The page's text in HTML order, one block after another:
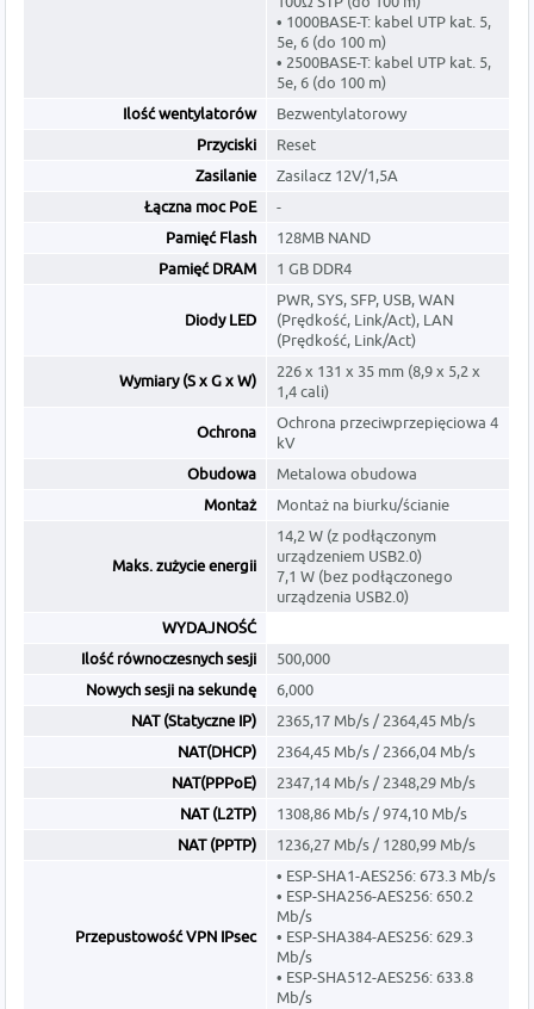
• 1000BASE-T: kabel UTP kat. 5,
5e, 6 (do 100 m)
• 2500BASE-T: kabel UTP kat. 5,
5e, 6 (do 100 m)
Ilość wentylatorów
Bezwentylatorowy
Przyciski
Reset
Zasilanie
Zasilacz 12V/1,5A
Łączna moc PoE
-
Pamięć Flash
128MB NAND
Pamięć DRAM
1 GB DDR4
Diody LED
PWR, SYS, SFP, USB, WAN
(Prędkość, Link/Act), LAN
(Prędkość, Link/Act)
Wymiary (S x G x W)
226 x 131 x 35 mm (8,9 x 5,2 x
1,4 cali)
Ochrona
Ochrona przeciwprzepięciowa 4
kV
Obudowa
Metalowa obudowa
Montaż
Montaż na biurku/ścianie
Maks. zużycie energii
14,2 W (z podłączonym
urządzeniem USB2.0)
7,1 W (bez podłączonego
urządzenia USB2.0)
WYDAJNOŚĆ
Ilość równoczesnych sesji
500,000
Nowych sesji na sekundę
6,000
NAT (Statyczne IP)
2365,17 Mb/s / 2364,45 Mb/s
NAT(DHCP)
2364,45 Mb/s / 2366,04 Mb/s
NAT(PPPoE)
2347,14 Mb/s / 2348,29 Mb/s
NAT (L2TP)
1308,86 Mb/s / 974,10 Mb/s
NAT (PPTP)
1236,27 Mb/s / 1280,99 Mb/s
Przepustowość VPN IPsec
• ESP-SHA1-AES256: 673.3 Mb/s
• ESP-SHA256-AES256: 650.2
Mb/s
• ESP-SHA384-AES256: 629.3
Mb/s
• ESP-SHA512-AES256: 633.8
Mb/s